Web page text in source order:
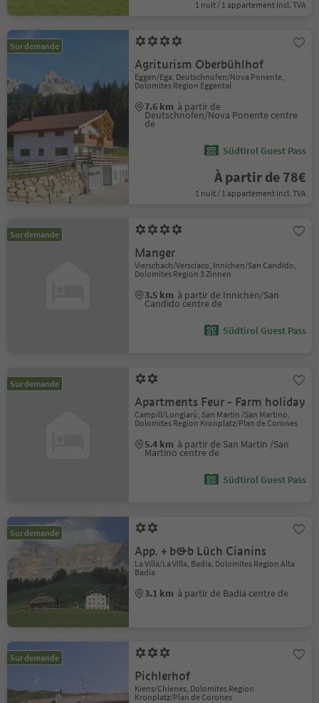
1 nuit / 1 appartement incl. TVA
Sur demande
Agriturism Oberbühlhof
Eggen/Ega, Deutschnofen/Nova Ponente,
Dolomites Region Eggental
7.6 km à partir de
Deutschnofen/Nova Ponente centre
de
Südtirol Guest Pass
À partir de 78€
1 nuit / 1 appartement incl. TVA
Sur demande
Manger
Vierschach/Versciaco, Innichen/San Candido,
Dolomites Region 3 Zinnen
3.5 km à partir de Innichen/San
Candido centre de
Südtirol Guest Pass
Sur demande
Apartments Feur - Farm holiday
Campill/Longiarù, San Martin /San Martino,
Dolomites Region Kronplatz/Plan de Corones
5.4 km à partir de San Martin /San
Martino centre de
Südtirol Guest Pass
Sur demande
App. + b&b Lüch Cianins
La Villa/La Villa, Badia, Dolomites Region Alta
Badia
3.1 km à partir de Badia centre de
Sur demande
Pichlerhof
Kiens/Chienes, Dolomites Region
Kronplatz/Plan de Corones